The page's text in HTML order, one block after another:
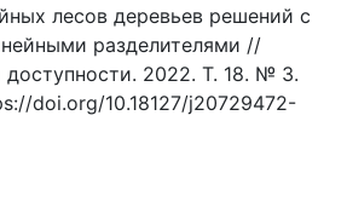
лесов деревьев решений с
разделителями //
2022. Т. 18. № 3.
doi.org/10.18127/j20729472-